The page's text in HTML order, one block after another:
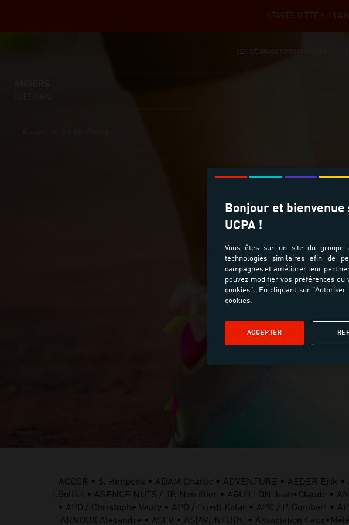
STAGES D'ÉTÉ 6-15
LES SÉJOURS SPORTIFS UCPA
ACCOR • S. Himpens • ADAM Charlie • ADVENTURE • AEDER Erik
I.Golliet • AGENCE NUTS / JP. Noisillier • AGUILLON Jean•Claude •
• APO / Christophe Vaury • APO / Friedl Kolar • APO / P. Gombert •
ARNOUX Alexandre • ASEV • ASIAVENTURE • Association
Bonjour et
UCPA !
Vous êtes sur un site du groupe
technologies similaires afin de
campagnes et améliorer leur
pouvez modifier vos préférences
cookies". En cliquant sur
cookies.
ACCEPTER